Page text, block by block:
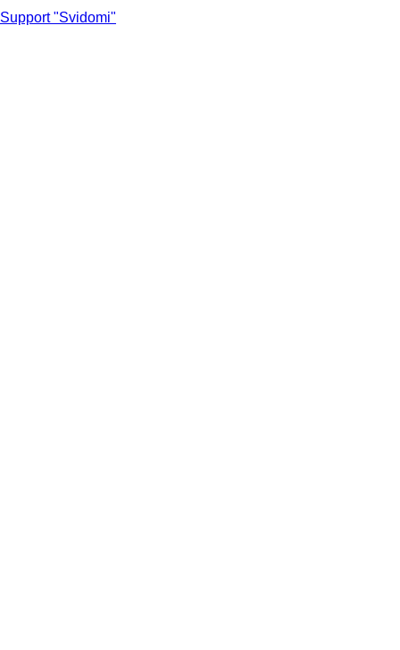
Support "Svidomi"